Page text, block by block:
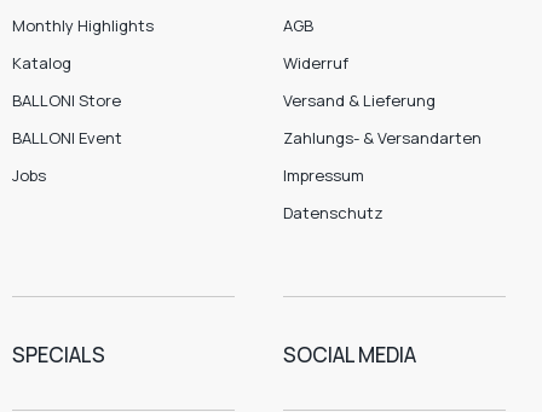
Monthly Highlights
Katalog
BALLONI Store
BALLONI Event
Jobs
AGB
Widerruf
Versand & Lieferung
Zahlungs- & Versandarten
Impressum
Datenschutz
SPECIALS SOCIAL MEDIA